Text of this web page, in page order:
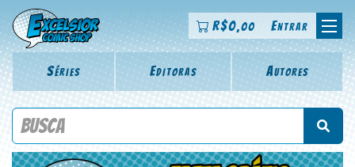
R$0,00 Entrar
Séries Editoras Autores
Procure por título da revista, personagem, série, escritor,